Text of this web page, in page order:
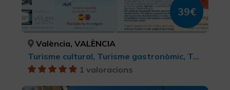
39€
València, VALÈNCIA
Turisme cultural, Turisme gastronòmic, Turisme cultural
1 valoracions